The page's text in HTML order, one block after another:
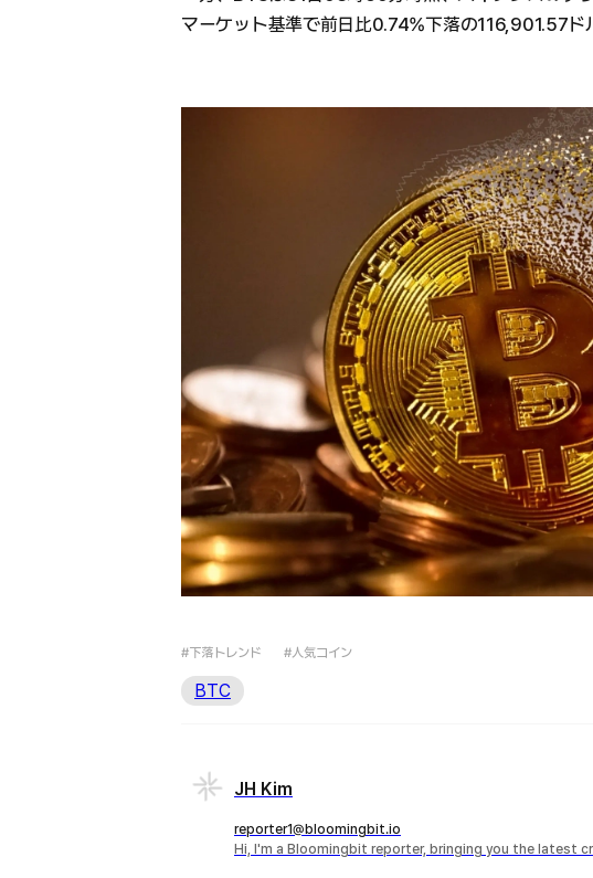
マーケット基準で前日比0.74%下落の116,901.57ド
#下落トレンド #人気コイン
BTC
JH Kim
reporter1@bloomingbit.io
Hi, I'm a Bloomingbit reporter, bringing you the latest